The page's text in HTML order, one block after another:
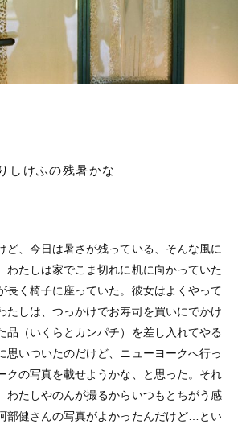
しけふの残暑かな
ど、今日は暑さが残っている、そんな風に
わたしは家でこま切れに机に向かっていた
長く椅子に座っていた。彼女はよくやって
たしは、つっかけでお寿司を買いにでかけ
品（いくらとカンパチ）を差し入れてやる
思いついたのだけど、ニューヨークへ行っ
クの写真を載せようかな、と思った。それ
わたしやのんが撮るからいつもとちがう感
部健さんの写真がよかったんだけど…とい